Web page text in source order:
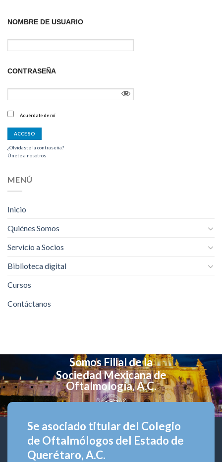
NOMBRE DE USUARIO
CONTRASEÑA
Acuérdate de mí
¿Olvidaste la contraseña?
Únete a nosotros
MENÚ
Inicio
Quiénes Somos
Servicio a Socios
Biblioteca digital
Cursos
Contáctanos
Somos Filial de la
Sociedad Mexicana de
Oftalmología, A.C.
Se asociado titular del Colegio
de Oftalmólogos del Estado de
Querétaro, A.C.